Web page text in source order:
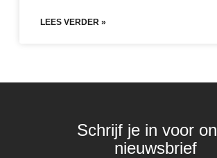
LEES VERDER »
Schrijf je in voor
nieuwsbrief